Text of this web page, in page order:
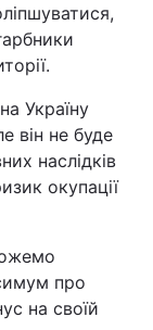
Україну
він не буде
наслідків
окупації
про
на своїй